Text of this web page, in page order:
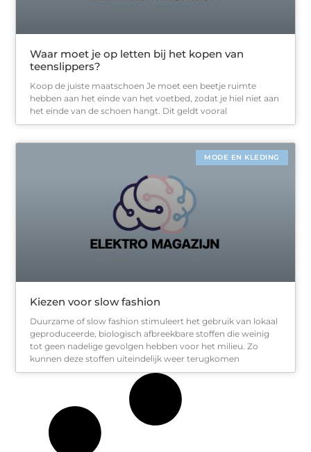
Waar moet je op letten bij het kopen van
teenslippers?
Koop de juiste maatschoen Je moet een beetje ruimte
hebben aan het einde van het voetbed, zodat je hiel niet aan
het einde van de schoen hangt. Dit geldt vooral
MODE EN KLEDING
Kiezen voor slow fashion
Duurzame of slow fashion stimuleert het gebruik van lokaal
geproduceerde, biologisch afbreekbare stoffen die weinig
tot geen nadelige gevolgen hebben voor het milieu. Zo
kunnen deze stoffen uiteindelijk weer terugkomen